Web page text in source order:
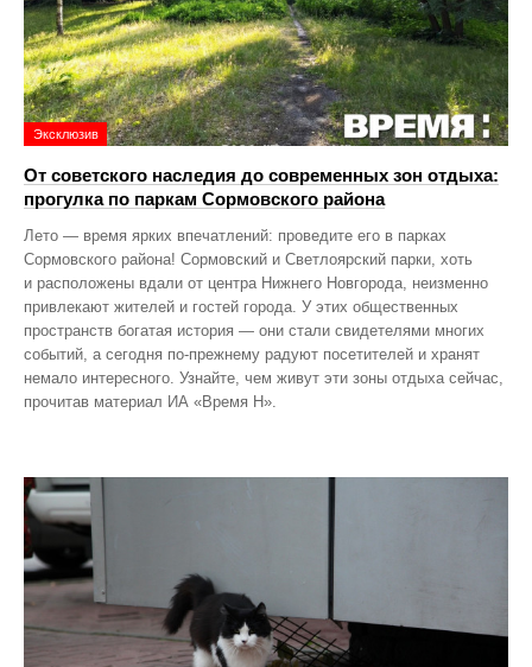
Эксклюзив
От советского наследия до современных зон отдыха:
прогулка по паркам Сормовского района
Лето — время ярких впечатлений: проведите его в парках
Сормовского района! Сормовский и Светлоярский парки, хоть
и расположены вдали от центра Нижнего Новгорода, неизменно
привлекают жителей и гостей города. У этих общественных
пространств богатая история — они стали свидетелями многих
событий, а сегодня по‑прежнему радуют посетителей и хранят
немало интересного. Узнайте, чем живут эти зоны отдыха сейчас,
прочитав материал ИА «Время Н».